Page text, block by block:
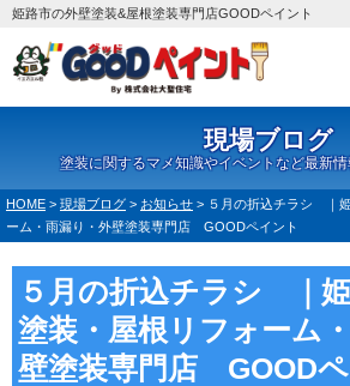
姫路市の外壁塗装&屋根塗装専門店GOODペイント
現場ブログ
塗装に関するマメ知識やイベントなど最新情
HOME > 現場ブログ > お知らせ > ５月の折込チラシ ｜
ーム・雨漏り・外壁塗装専門店 GOODペイント
５月の折込チラシ ｜
塗装・屋根リフォーム
壁塗装専門店 GOODペ